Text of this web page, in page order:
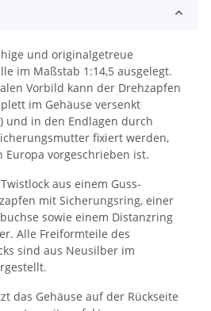
und originalgetreue
im Maßstab 1:14,5 ausgelegt.
Vorbild kann der Drehzapfen
im Gehäuse versenkt
und in den Endlagen durch
fixiert werden,
vorgeschrieben ist.
aus einem Guss-
mit Sicherungsring, einer
sowie einem Distanzring
Alle Freiformteile des
sind aus Neusilber im
das Gehäuse auf der Rückseite